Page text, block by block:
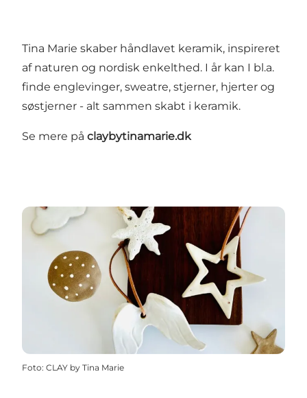
Tina Marie skaber håndlavet keramik, inspireret
af naturen og nordisk enkelthed. I år kan I bl.a.
finde englevinger, sweatre, stjerner, hjerter og
søstjerner - alt sammen skabt i keramik.
Se mere på claybytinamarie.dk
Foto: CLAY by Tina Marie